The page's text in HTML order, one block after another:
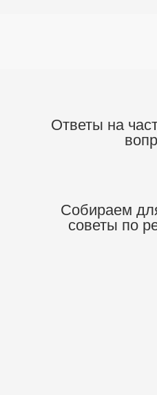
Ответы на
Собираем
советы по